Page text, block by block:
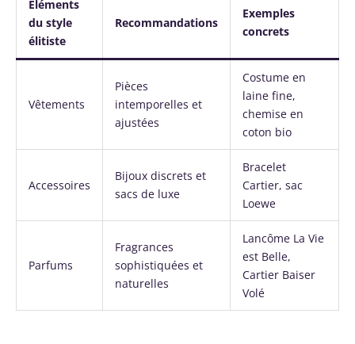
Eléments
du style
élitiste
Recommandations
Exemples
concrets
Vêtements
Pièces
intemporelles et
ajustées
Costume en
laine fine,
chemise en
coton bio
Accessoires
Bijoux discrets et
sacs de luxe
Bracelet
Cartier, sac
Loewe
Parfums
Fragrances
sophistiquées et
naturelles
Lancôme La Vie
est Belle,
Cartier Baiser
Volé